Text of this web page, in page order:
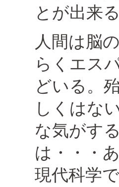
とが出来
人間は脳
らくエス
どいる。
しくはな
な気がす
は・・・あ
現代科学